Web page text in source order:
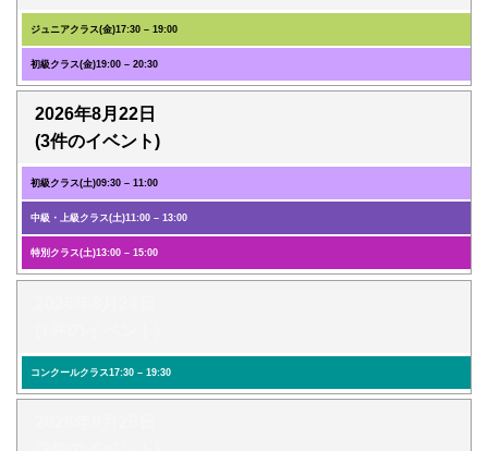
ジュニアクラス(金)17:30 – 19:00
初級クラス(金)19:00 – 20:30
2026年8月22日
(3件のイベント)
初級クラス(土)09:30 – 11:00
中級・上級クラス(土)11:00 – 13:00
特別クラス(土)13:00 – 15:00
コンクールクラス17:30 – 19:30